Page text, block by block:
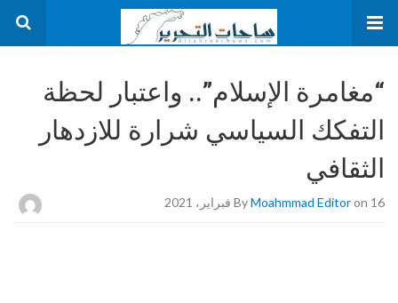
“مغامرة الإسلام”.. واعتبار لحظة
التفكك السياسي شرارة للازدهار
الثقافي
ByMoahmmad Editoron 16 فبراير، 2021